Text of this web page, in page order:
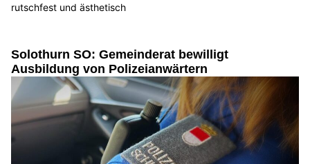
rutschfest und ästhetisch
Solothurn SO: Gemeinderat bewilligt
Ausbildung von Polizeianwärtern